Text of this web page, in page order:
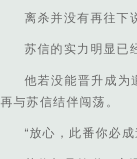
离杀并没有再往下
苏信的实力明显已
他若没能晋升成为
再与苏信结伴闯荡。
“放心，此番你必成